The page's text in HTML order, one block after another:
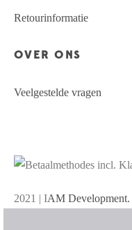
Retourinformatie
OVER ONS
Veelgestelde vragen
2021 | IAM Development.